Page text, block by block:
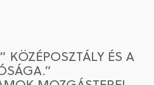
KÖZÉPOSZTÁLY ÉS A